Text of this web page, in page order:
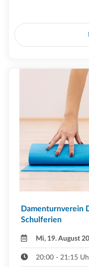
Damenturnverein
Schulferien
Mi, 19. August
20:00 - 21:15